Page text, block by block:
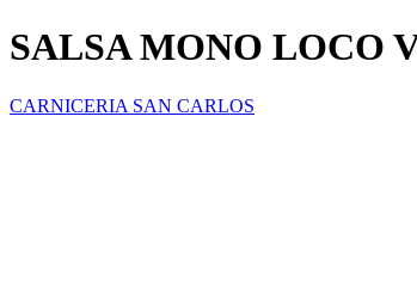
SALSA MONO LOCO
CARNICERIA SAN CARLOS